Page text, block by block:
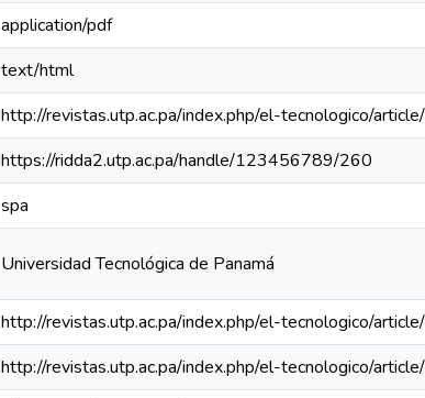
application/pdf
text/html
http://revistas.utp.ac.pa/index.php/el-tecnologico/
https://ridda2.utp.ac.pa/handle/123456789/260
spa
Universidad Tecnológica de Panamá
http://revistas.utp.ac.pa/index.php/el-tecnologico/
http://revistas.utp.ac.pa/index.php/el-tecnologico/